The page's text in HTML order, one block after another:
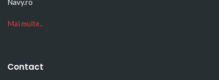
Navy.ro
Mai multe..
Contact